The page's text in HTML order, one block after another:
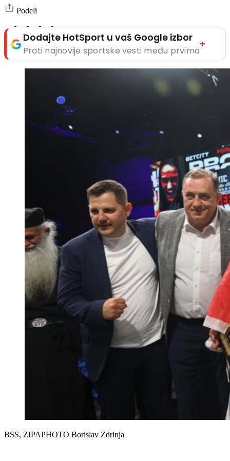
Podeli
Dodajte HotSport u vaš Google izbor
Prati najnovije sportske vesti među prvima
+
BSS, ZIPAPHOTO Borislav Zdrinja